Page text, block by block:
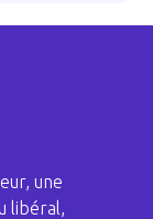
une
libéral,